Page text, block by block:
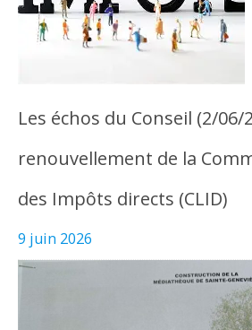
Les échos du Conseil (2/06/
renouvellement de la
des Impôts directs (CLID)
9 juin 2026